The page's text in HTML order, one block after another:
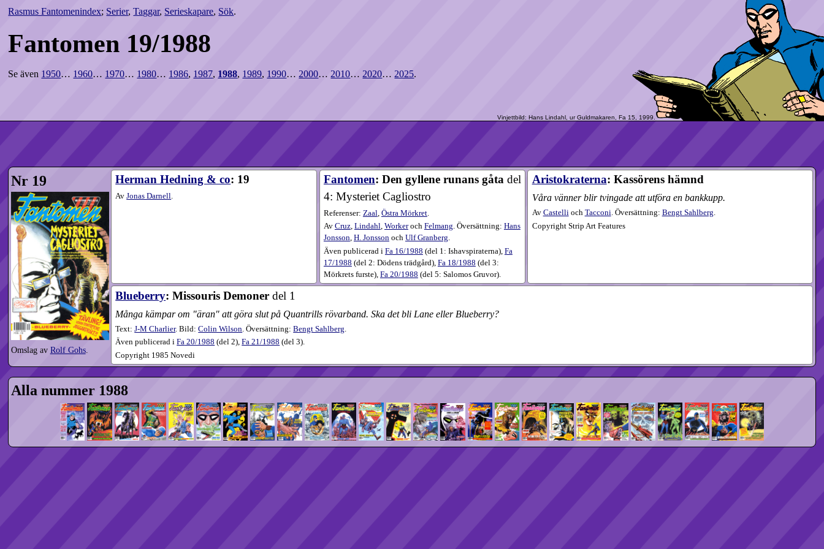
Rasmus Fantomenindex; Serier,Taggar, Serieskapare, Sök.
Fantomen 19/1988
Se även 1950… 1960… 1970… 1980… 1986, 1987, 1988, 1989, 1990… 2000… 2010… 2020… 2025.
Nr 19
Omslag av Rolf Gohs.
Herman Hedning & co: 19
AvJonas Darnell.
Fantomen: Den gyllene runans gåta del
4: Mysteriet Cagliostro
Referenser: Zaal, Östra Mörkret.
Av Cruz, Lindahl, Workeroch Felmang. Översättning: Hans
Jonsson, H. Jonssonoch Ulf Granberg.
Även publicerad i Fa16​/1988 (del 1: Ishavspiraterna), Fa
17​/1988 (del 2: Dödens trädgård), Fa18​/1988 (del 3:
Mörkrets furste), Fa20​/1988 (del 5: Salomos Gruvor).
Aristokraterna: Kassörens hämnd
Våra vänner blir tvingade att utföra en bankkupp.
Av Castellioch Tacconi. Översättning: Bengt Sahlberg.
Copyright Strip Art Features
Blueberry: Missouris Demonerdel 1
Många kämpar om "äran" att göra slut på Quantrills rövarband. Ska det bli Lane eller Blueberry?
Text:J-M Charlier. Bild:Colin Wilson . Översättning:Bengt Sahlberg
Även publicerad iFa 20​/1988 (del 2),Fa 21​/1988 (del 3).
Copyright 1985 Novedi
Alla nummer 1988